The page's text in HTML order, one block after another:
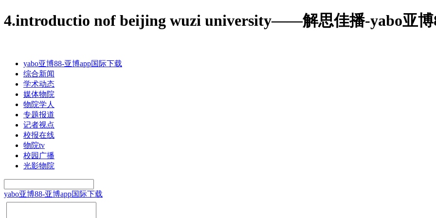
4.introductio nof beijing wuzi university——解思佳播-yabo亚博
yabo亚博88-亚博app国际下载
综合新闻
学术动态
媒体物院
物院学人
专题报道
记者视点
校报在线
物院tv
校园广播
光影物院
yabo亚博88-亚博app国际下载